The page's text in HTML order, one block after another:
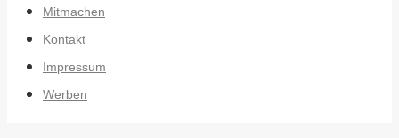
Mitmachen
Kontakt
Impressum
Werben